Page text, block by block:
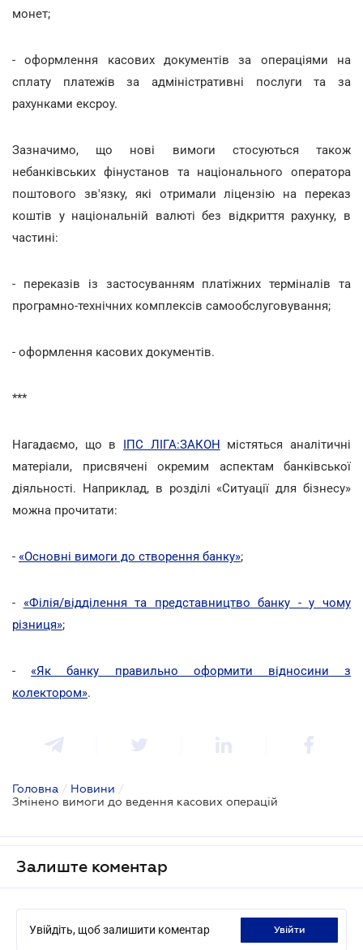
монет;
- оформлення касових документів за операціями на
сплату платежів за адміністративні послуги та за
рахунками ексроу.
Зазначимо, що нові вимоги стосуються також
небанківських фінустанов та національного оператора
поштового зв'язку, які отримали ліцензію на переказ
коштів у національній валюті без відкриття рахунку, в
частині:
- переказів із застосуванням платіжних терміналів та
програмно-технічних комплексів самообслуговування;
- оформлення касових документів.
***
Нагадаємо, що в ІПС ЛІГА:ЗАКОН містяться аналітичні
матеріали, присвячені окремим аспектам банківської
діяльності. Наприклад, в розділі «Ситуації для бізнесу»
можна прочитати:
- «Основні вимоги до створення банку»;
- «Філія/відділення та представництво банку - у чому
різниця»;
- «Як банку правильно оформити відносини з
колектором».
Головна / Новини /
Змінено вимоги до ведення касових операцій
Залиште коментар
Увійдіть, щоб залишити коментар увійти